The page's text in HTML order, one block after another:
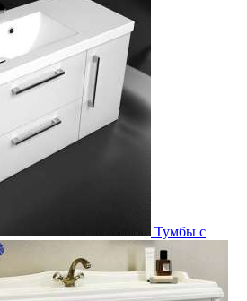
Тумбы с